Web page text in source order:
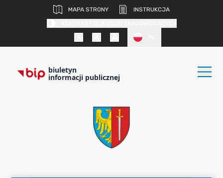
MAPA STRONY
INSTRUKCJA
biuletyn
informacji publicznej